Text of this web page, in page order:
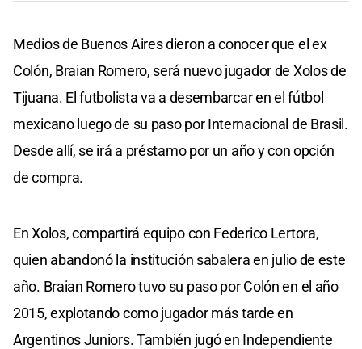
Medios de Buenos Aires dieron a conocer que el ex
Colón, Braian Romero, será nuevo jugador de Xolos de
Tijuana. El futbolista va a desembarcar en el fútbol
mexicano luego de su paso por Internacional de Brasil.
Desde allí, se irá a préstamo por un año y con opción
de compra.
En Xolos, compartirá equipo con Federico Lertora,
quien abandonó la institución sabalera en julio de este
año. Braian Romero tuvo su paso por Colón en el año
2015, explotando como jugador más tarde en
Argentinos Juniors. También jugó en Independiente